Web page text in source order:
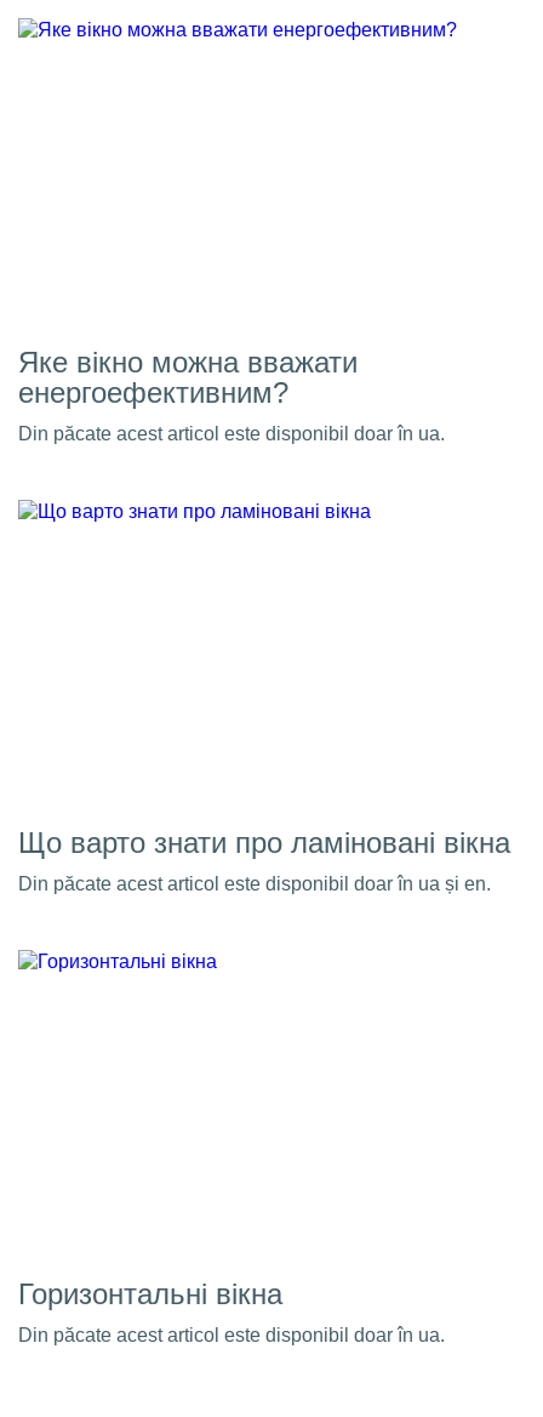
Яке вікно можна вважати
енергоефективним?
Din păcate acest articol este disponibil doar în ua.
Що варто знати про ламіновані вікна
Din păcate acest articol este disponibil doar în ua și en.
Горизонтальні вікна
Din păcate acest articol este disponibil doar în ua.